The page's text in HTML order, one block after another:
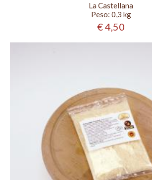
La Castellana
Peso: 0,3 kg
€ 4,50